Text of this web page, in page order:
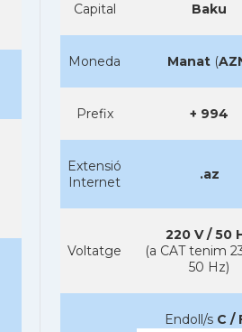
Capital Baku
Moneda Manat (
Prefix + 994
Extensió
Internet
.az
Voltatge
220 V / 50
(a CAT tenim
50 Hz)
Endoll/s C /